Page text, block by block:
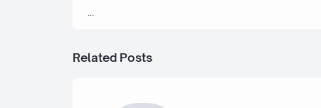
Related Posts